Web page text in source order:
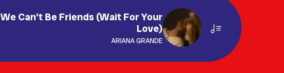
We Can't Be Friends (Wait For Your
Love)
ARIANA GRANDE